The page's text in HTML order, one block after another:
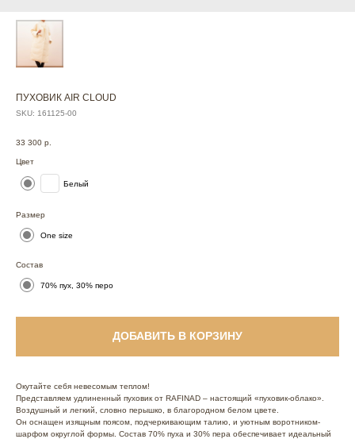
ПУХОВИК AIR CLOUD
SKU: 161125-00
33 300 р.
Цвет
Белый
Размер
One size
Состав
70% пух, 30% перо
ДОБАВИТЬ В КОРЗИНУ
Окутайте себя невесомым теплом!
Представляем удлиненный пуховик от RAFINAD – настоящий «пуховик-облако».
Воздушный и легкий, словно перышко, в благородном белом цвете.
Он оснащен изящным поясом, подчеркивающим талию, и уютным воротником-
шарфом округлой формы. Состав 70% пуха и 30% пера обеспечивает идеальный